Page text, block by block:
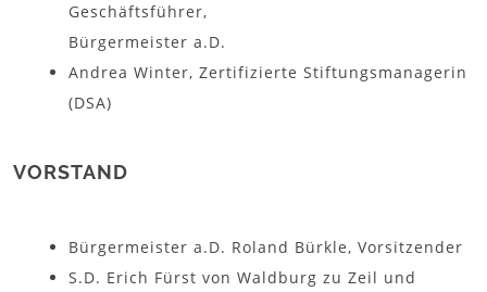
Geschäftsführer,
Bürgermeister a.D.
Andrea Winter, Zertifizierte Stiftungsmanagerin
(DSA)
VORSTAND
Bürgermeister a.D. Roland Bürkle, Vorsitzender
S.D. Erich Fürst von Waldburg zu Zeil und